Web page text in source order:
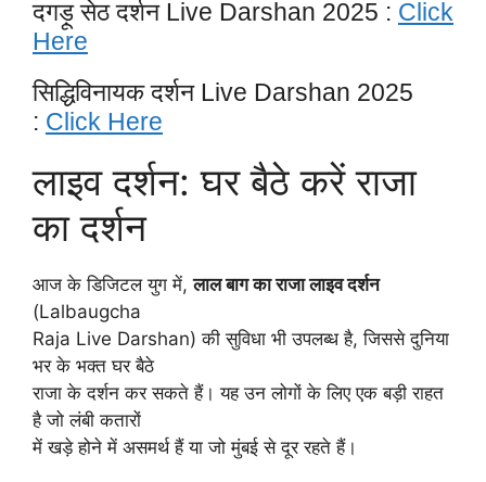
दगड़ू सेठ दर्शन Live Darshan 2025 : Click
Here
सिद्धिविनायक दर्शन Live Darshan 2025
: Click Here
लाइव दर्शन: घर बैठे करें राजा
का दर्शन
आज के डिजिटल युग में,लाल बाग का राजा लाइव दर्शन
(Lalbaugcha
Raja Live Darshan) की सुविधा भी उपलब्ध है, जिससे दुनिया
भर के भक्त घर बैठे
राजा के दर्शन कर सकते हैं। यह उन लोगों के लिए एक बड़ी राहत
है जो लंबी कतारों
में खड़े होने में असमर्थ हैं या जो मुंबई से दूर रहते हैं।